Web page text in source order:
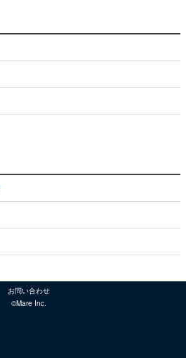
お問い合わせ
©Mare Inc.